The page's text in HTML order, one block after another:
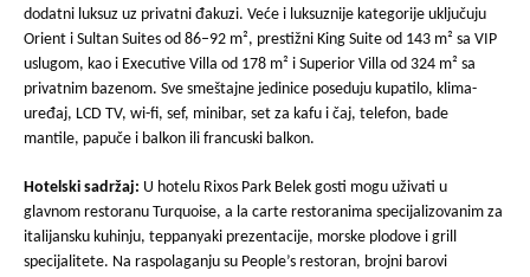
dodatni luksuz uz privatni đakuzi. Veće i luksuznije kategorije uključuju
Orient i Sultan Suites od 86–92 m², prestižni King Suite od 143 m² sa VIP
uslugom, kao i Executive Villa od 178 m² i Superior Villa od 324 m² sa
privatnim bazenom. Sve smeštajne jedinice poseduju kupatilo, klima-
uređaj, LCD TV, wi-fi, sef, minibar, set za kafu i čaj, telefon, bade
mantile, papuče i balkon ili francuski balkon.
Hotelski sadržaj: U hotelu Rixos Park Belek gosti mogu uživati u
glavnom restoranu Turquoise, a la carte restoranima specijalizovanim za
italijansku kuhinju, teppanyaki prezentacije, morske plodove i grill
specijalitete. Na raspolaganju su People’s restoran, brojni barovi